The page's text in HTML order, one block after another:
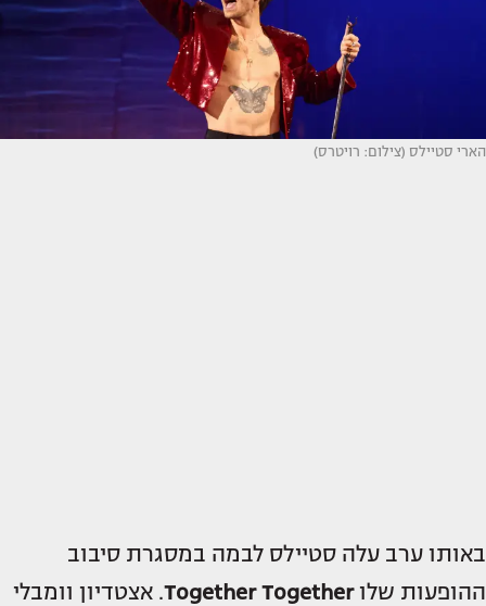
הארי סטיילס (צילום: רויטרס)
באותו ערב עלה סטיילס לבמה במסגרת סיבוב
ההופעות שלוTogether Together. אצטדיון וומבלי